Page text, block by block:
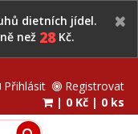
dietních jídel.
než 28Kč.
Přihlásit
Registrovat
| 0 Kč | 0 ks